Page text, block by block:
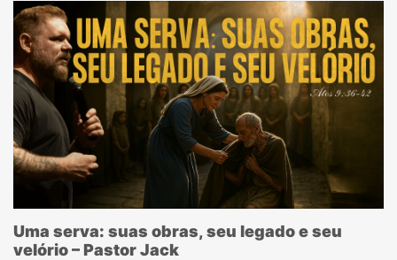
Uma serva: suas obras, seu legado e seu
velório – Pastor Jack